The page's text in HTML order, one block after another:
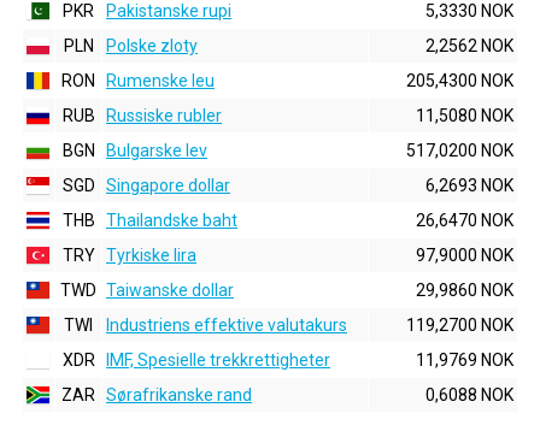
PKR
Pakistanske rupi
5,3330 NOK
PLN
Polske zloty
2,2562 NOK
RON
Rumenske leu
205,4300 NOK
RUB
Russiske rubler
11,5080 NOK
BGN
Bulgarske lev
517,0200 NOK
SGD
Singapore dollar
6,2693 NOK
THB
Thailandske baht
26,6470 NOK
TRY Tyrkiske lira
97,9000 NOK
TWD Taiwanske dollar
29,9860 NOK
TWI
Industriens effektive valutakurs
119,2700 NOK
XDR
IMF, Spesielle trekkrettigheter
11,9769 NOK
ZAR
Sørafrikanske rand 0,6088 NOK